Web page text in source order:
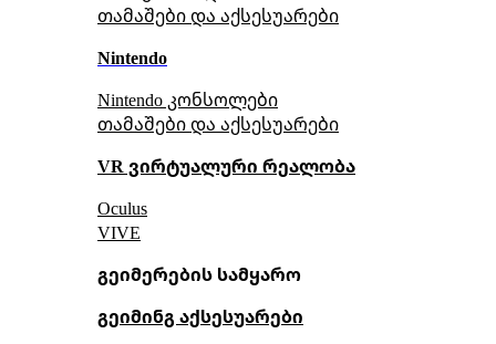
თამაშები და აქსესუარები
Nintendo
Nintendo კონსოლები
თამაშები და აქსესუარები
VR ვირტუალური რეალობა
Oculus
VIVE
გეიმერების სამყარო
გეიმინგ აქსესუარები